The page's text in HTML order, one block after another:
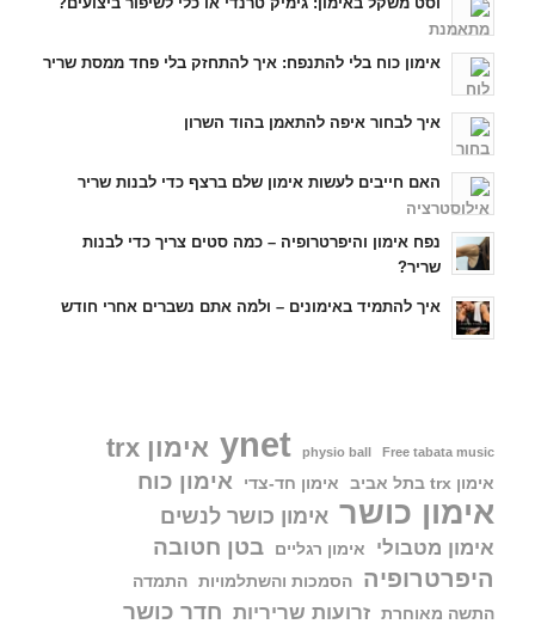
אימון כוח בלי להתנפח: איך להתחזק בלי פחד ממסת שריר
איך לבחור איפה להתאמן בהוד השרון
האם חייבים לעשות אימון שלם ברצף כדי לבנות שריר
נפח אימון והיפרטרופיה – כמה סטים צריך כדי לבנות
שריר?
איך להתמיד באימונים – ולמה אתם נשברים אחרי חודש
Free tabata music
physio ball
ynet אימון trx
אימון trx בתל אביב אימון חד-צדי אימון כוח
אימון כושר אימון כושר לנשים
אימון מטבולי אימון רגליים
בטן חטובה
היפרטרופיה
הסמכות והשתלמויות
התמדה
התשה מאוחרת
זרועות שריריות חדר כושר